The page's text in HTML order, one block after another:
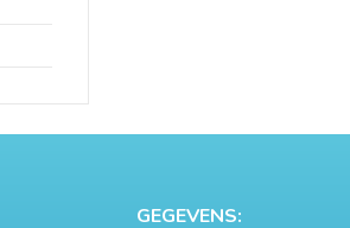
GEGEVENS: